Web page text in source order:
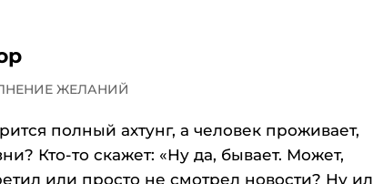
ЖЕЛАНИЙ
полный ахтунг, а человек проживает,
Кто-то скажет: «Ну да, бывает. Может,
или просто не смотрел новости? Ну